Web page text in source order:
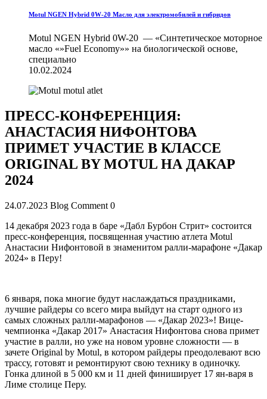
Motul NGEN Hybrid 0W-20 Масло для электромобилей и гибридов
Motul NGEN Hybrid 0W-20 — «Синтетическое моторное
масло «»Fuel Economy»» на биологической основе,
специально
10.02.2024
ПРЕСС-КОНФЕРЕНЦИЯ:
АНАСТАСИЯ НИФОНТОВА
ПРИМЕТ УЧАСТИЕ В КЛАССЕ
ORIGINAL BY MOTUL НА ДАКАР
2024
24.07.2023 Blog Comment 0
14 декабря 2023 года в баре «Дабл Бурбон Стрит» состоится
пресс-конференция, посвященная участию атлета Motul
Анастасии Нифонтовой в знаменитом ралли-марафоне «Дакар
2024» в Перу!
6 января, пока многие будут наслаждаться праздниками,
лучшие райдеры со всего мира выйдут на старт одного из
самых сложных ралли-марафонов — «Дакар 2023»! Вице-
чемпионка «Дакар 2017» Анастасия Нифонтова снова примет
участие в ралли, но уже на новом уровне сложности — в
зачете Original by Motul, в котором райдеры преодолевают всю
трассу, готовят и ремонтируют свою технику в одиночку.
Гонка длиной в 5 000 км и 11 дней финиширует 17 ян-варя в
Лиме столице Перу.